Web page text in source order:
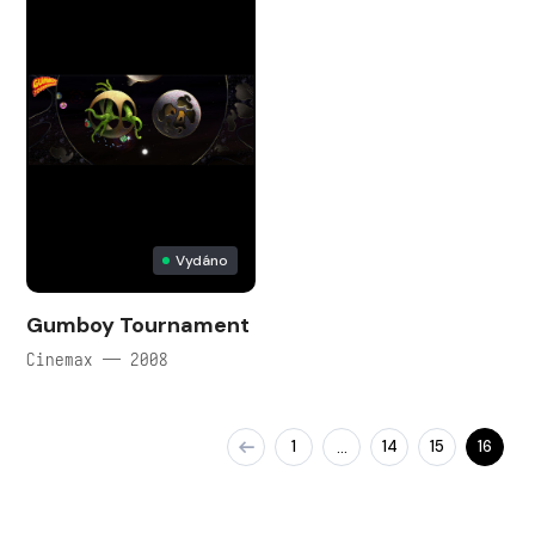
Vydáno
Gumboy Tournament
Cinemax — 2008
1 … 14 15 16